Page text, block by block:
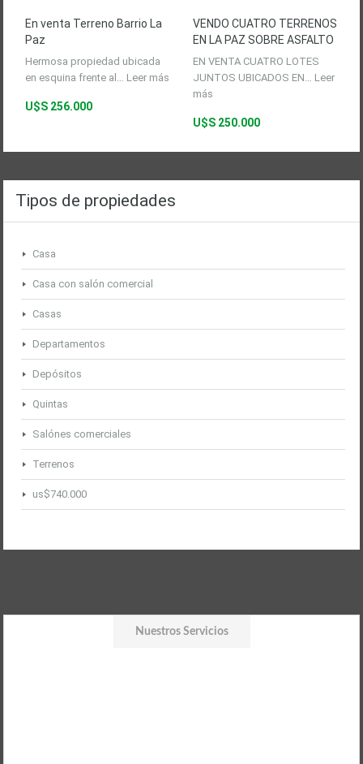
En venta Terreno Barrio La
Paz
Hermosa propiedad ubicada
en esquina frente al… Leer más
U$S 256.000
VENDO CUATRO TERRENOS
EN LA PAZ SOBRE ASFALTO
EN VENTA CUATRO LOTES
JUNTOS UBICADOS EN… Leer
más
U$S 250.000
Tipos de propiedades
Casa
Casa con salón comercial
Casas
Departamentos
Depósitos
Quintas
Salónes comerciales
Terrenos
us$740.000
Nuestros Servicios